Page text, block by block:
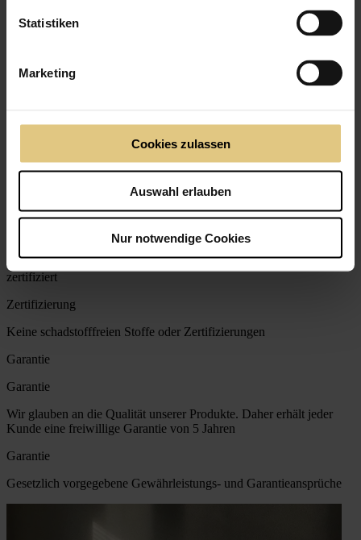
Statistiken
Marketing
Cookies zulassen
Auswahl erlauben
Nur notwendige Cookies
Montage
Herstellung
Hergestellt in Deutschland, jedes Produkt ein Unikat
Zertifizierung
Fast alle Stoffe sind nach Öko-Tex Standard 100: Schadstofffrei und
zertifiziert
Zertifizierung
Keine schadstofffreien Stoffe oder Zertifizierungen
Garantie
Garantie
Wir glauben an die Qualität unserer Produkte. Daher erhält jeder
Kunde eine freiwillige Garantie von 5 Jahren
Garantie
Gesetzlich vorgegebene Gewährleistungs- und Garantieansprüche